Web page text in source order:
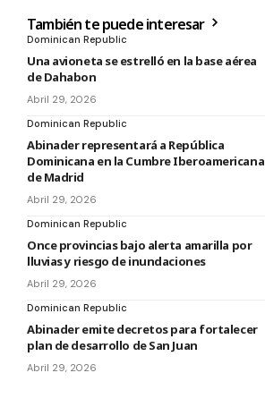
También te puede interesar
Dominican Republic
Una avioneta se estrelló en la base aérea
de Dahabon
Abril 29, 2026
Dominican Republic
Abinader representará a República
Dominicana en la Cumbre Iberoamericana
de Madrid
Abril 29, 2026
Dominican Republic
Once provincias bajo alerta amarilla por
lluvias y riesgo de inundaciones
Abril 29, 2026
Dominican Republic
Abinader emite decretos para fortalecer
plan de desarrollo de San Juan
Abril 29, 2026